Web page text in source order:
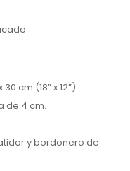
cm (18” x 12”).
4 cm.
y bordonero de